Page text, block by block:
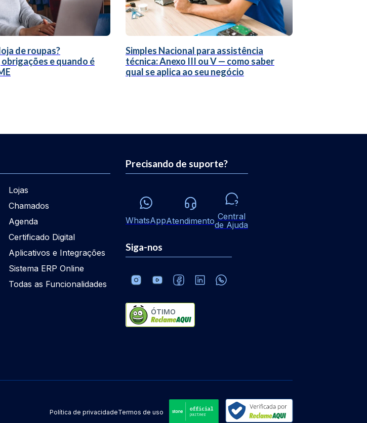
de roupas?
e quando é
Simples Nacional para assistência
técnica: Anexo III ou V — como saber
qual se aplica ao seu negócio
Lojas
Chamados
Agenda
Certificado Digital
Aplicativos e Integrações
Sistema ERP Online
Todas as Funcionalidades
Precisando de suporte?
WhatsAppAtendimento Central
de Ajuda
Siga-nos
ÓTIMO
Política de privacidadeTermos de uso